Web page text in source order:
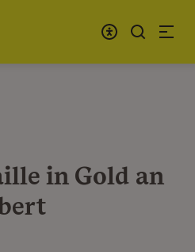
in Gold an